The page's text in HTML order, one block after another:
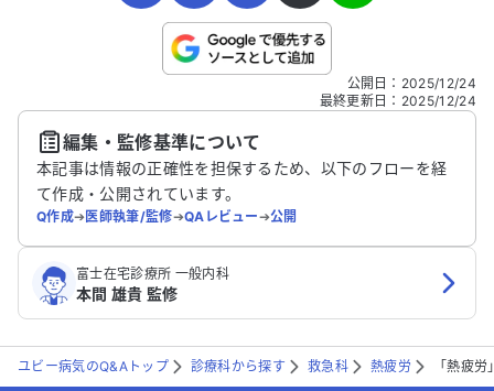
こちらは送信専用のフォームです。氏名やご自身の病気の詳細な
送信する
公開日 ： 2025/12/24
最終更新日 ： 2025/12/24
編集・監修基準について
本記事は情報の正確性を担保するため、以下のフローを経
て作成・公開されています。
Q作成➔医師執筆/監修➔QAレビュー➔公開
富士在宅診療所 一般内科
本間 雄貴 監修
ユビー病気のQ&Aトップ 診療科から探す 救急科 熱疲労 「熱疲